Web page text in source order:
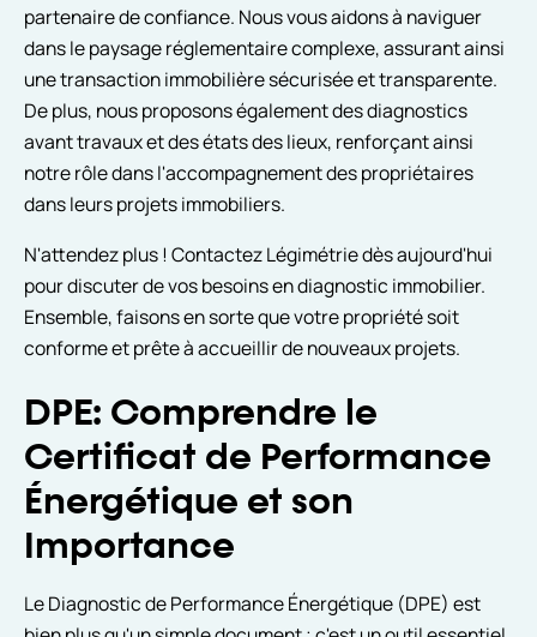
partenaire de confiance. Nous vous aidons à naviguer
dans le paysage réglementaire complexe, assurant ainsi
une transaction immobilière sécurisée et transparente.
De plus, nous proposons également des diagnostics
avant travaux et des états des lieux, renforçant ainsi
notre rôle dans l'accompagnement des propriétaires
dans leurs projets immobiliers.
N'attendez plus ! Contactez Légimétrie dès aujourd'hui
pour discuter de vos besoins en diagnostic immobilier.
Ensemble, faisons en sorte que votre propriété soit
conforme et prête à accueillir de nouveaux projets.
DPE: Comprendre le
Certificat de Performance
Énergétique et son
Importance
Le Diagnostic de Performance Énergétique (DPE) est